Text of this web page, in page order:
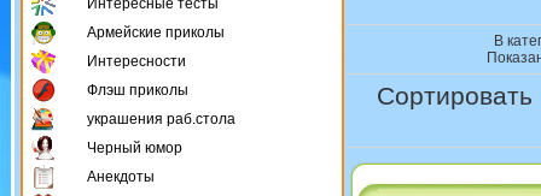
Интересные тесты
Армейские приколы
Интересности
Флэш приколы
украшения раб.стола
Черный юмор
Анекдоты
В
Сортировать